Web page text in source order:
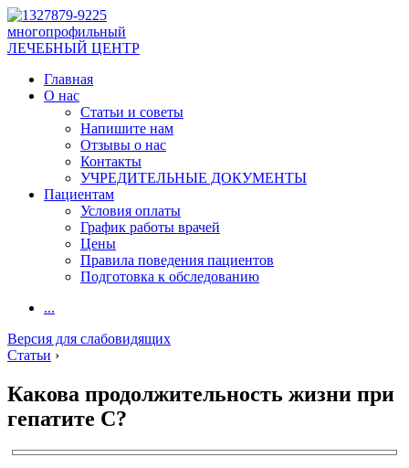
многопрофильный
ЛЕЧЕБНЫЙ ЦЕНТР
Главная
О нас
Статьи и советы
Напишите нам
Отзывы о нас
Контакты
УЧРЕДИТЕЛЬНЫЕ ДОКУМЕНТЫ
Пациентам
Условия оплаты
График работы врачей
Цены
Правила поведения пациентов
Подготовка к обследованию
...
Версия для слабовидящих
Статьи ›
Какова продолжительность жизни при
гепатите С?